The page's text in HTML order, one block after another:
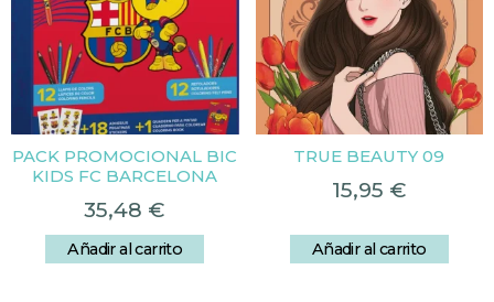
PACK PROMOCIONAL BIC
KIDS FC BARCELONA
35,48 €
Añadir al carrito
TRUE BEAUTY 09
15,95 €
Añadir al carrito